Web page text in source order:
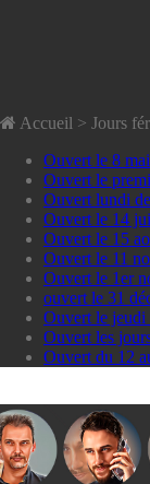
Accueil > Jours
Ouvert le 8
Ouvert le
Ouvert lundi
Ouvert le 14
Ouvert le 15
Ouvert le 11
Ouvert le 1er
ouvert le 31
Ouvert le jeudi
Ouvert les
Ouvert du 12